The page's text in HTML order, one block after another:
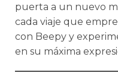
puerta a un nuevo
cada viaje que
con Beepy y
en su máxima